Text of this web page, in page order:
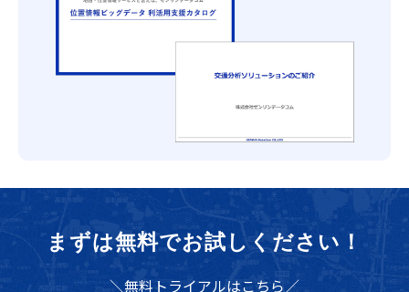
まずは無料でお試しください！
＼無料トライアルはこちら／